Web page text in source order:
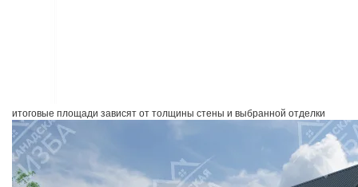
итоговые площади зависят от толщины стены и выбранной отделки